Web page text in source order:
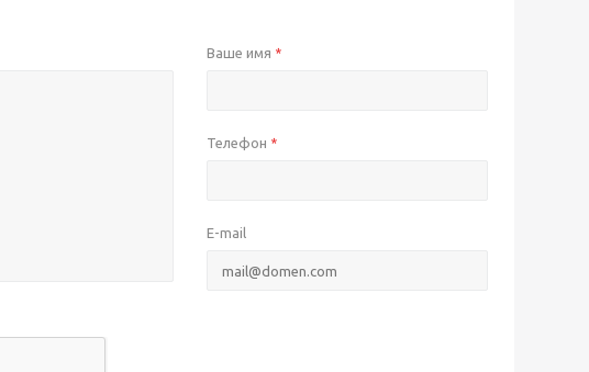
Ваше имя *
Телефон *
E-mail